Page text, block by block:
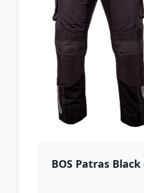
BOS Patras Black